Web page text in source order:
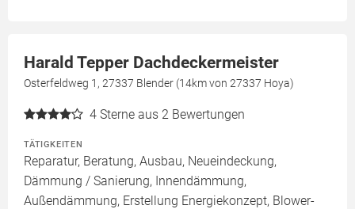
Harald Tepper Dachdeckermeister
Osterfeldweg 1, 27337 Blender (14km von 27337 Hoya)
4 Sterne aus 2 Bewertungen
TÄTIGKEITEN
Reparatur, Beratung, Ausbau, Neueindeckung,
Dämmung / Sanierung, Innendämmung,
Außendämmung, Erstellung Energiekonzept, Blower-